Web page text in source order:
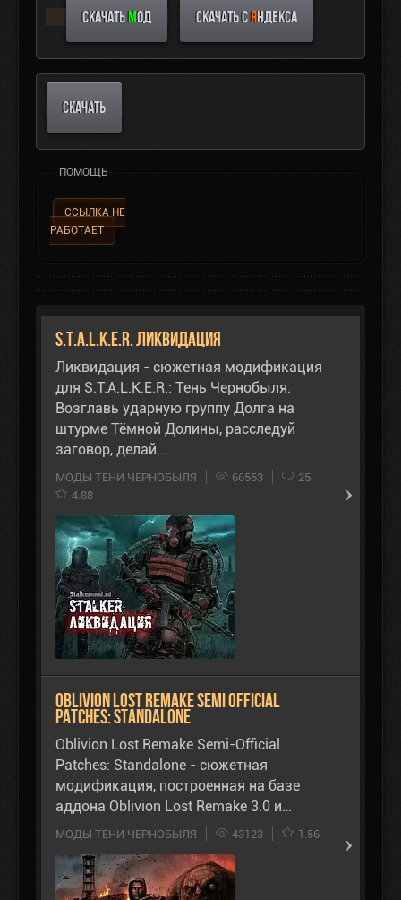
СКАЧАТЬМОД СКАЧАТЬ СЯНДЕКСА
СКАЧАТЬ
ПОМОЩЬ
ССЫЛКА НЕ
РАБОТАЕТ
S.T.A.L.K.E.R. Ликвидация
Ликвидация - сюжетная модификация
для S.T.A.L.K.E.R.: Тень Чернобыля.
Возглавь ударную группу Долга на
штурме Тёмной Долины, расследуй
заговор, делай…
МОДЫ ТЕНИ ЧЕРНОБЫЛЯ 66553
25
4.88
Oblivion Lost Remake Semi Official
Patches: Standalone
Oblivion Lost Remake Semi-Official
Patches: Standalone - сюжетная
модификация, построенная на базе
аддона Oblivion Lost Remake 3.0 и…
МОДЫ ТЕНИ ЧЕРНОБЫЛЯ 43123 1.56